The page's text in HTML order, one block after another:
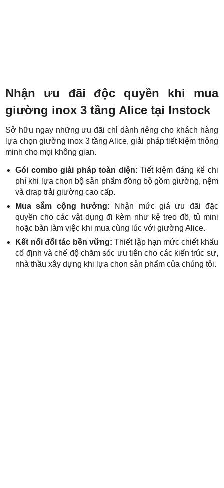
Nhận ưu đãi độc quyền khi mua
giường inox 3 tầng Alice tại Instock
Sở hữu ngay những ưu đãi chỉ dành riêng cho khách hàng
lựa chọn giường inox 3 tầng Alice, giải pháp tiết kiệm thông
minh cho mọi không gian.
Gói combo giải pháp toàn diện: Tiết kiệm đáng kể chi
phí khi lựa chọn bộ sản phẩm đồng bộ gồm giường, nệm
và drap trải giường cao cấp.
Mua sắm cộng hưởng: Nhận mức giá ưu đãi đặc
quyền cho các vật dụng đi kèm như kệ treo đồ, tủ mini
hoặc bàn làm việc khi mua cùng lúc với giường Alice.
Kết nối đối tác bền vững: Thiết lập hạn mức chiết khấu
cố định và chế độ chăm sóc ưu tiên cho các kiến trúc sư,
nhà thầu xây dựng khi lựa chọn sản phẩm của chúng tôi.